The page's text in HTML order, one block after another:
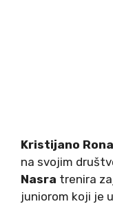
Kristijano
na svojim
Nasra trenira
juniorom koji je